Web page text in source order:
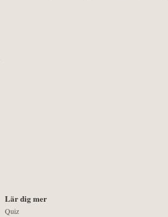
Lär dig mer
Quiz